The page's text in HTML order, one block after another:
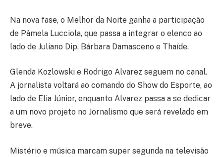
Na nova fase, o Melhor da Noite ganha a participação
de Pâmela Lucciola, que passa a integrar o elenco ao
lado de Juliano Dip, Bárbara Damasceno e Thaíde.
Glenda Kozlowski e Rodrigo Alvarez seguem no canal.
A jornalista voltará ao comando do Show do Esporte, ao
lado de Elia Júnior, enquanto Alvarez passa a se dedicar
a um novo projeto no Jornalismo que será revelado em
breve.
Mistério e música marcam super segunda na televisão